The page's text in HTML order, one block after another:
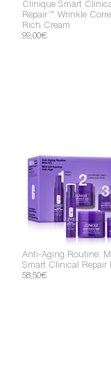
Liquid
Powder Liquid
Clinique Smart
Repair™ Wrinkle
Rich Cream
99,00€
Anti-Aging Routine:
Smart Clinical Repair
58,50€